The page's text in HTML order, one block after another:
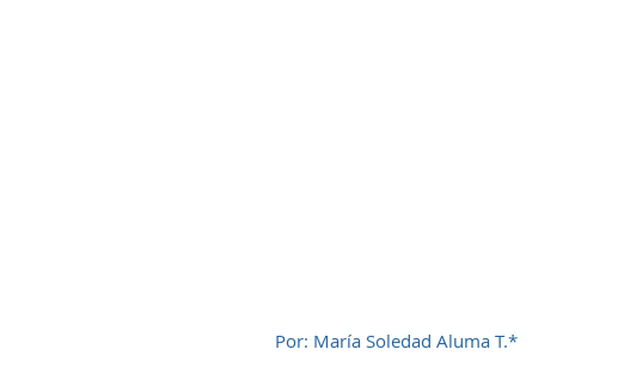
Por: María Soledad Aluma T.*